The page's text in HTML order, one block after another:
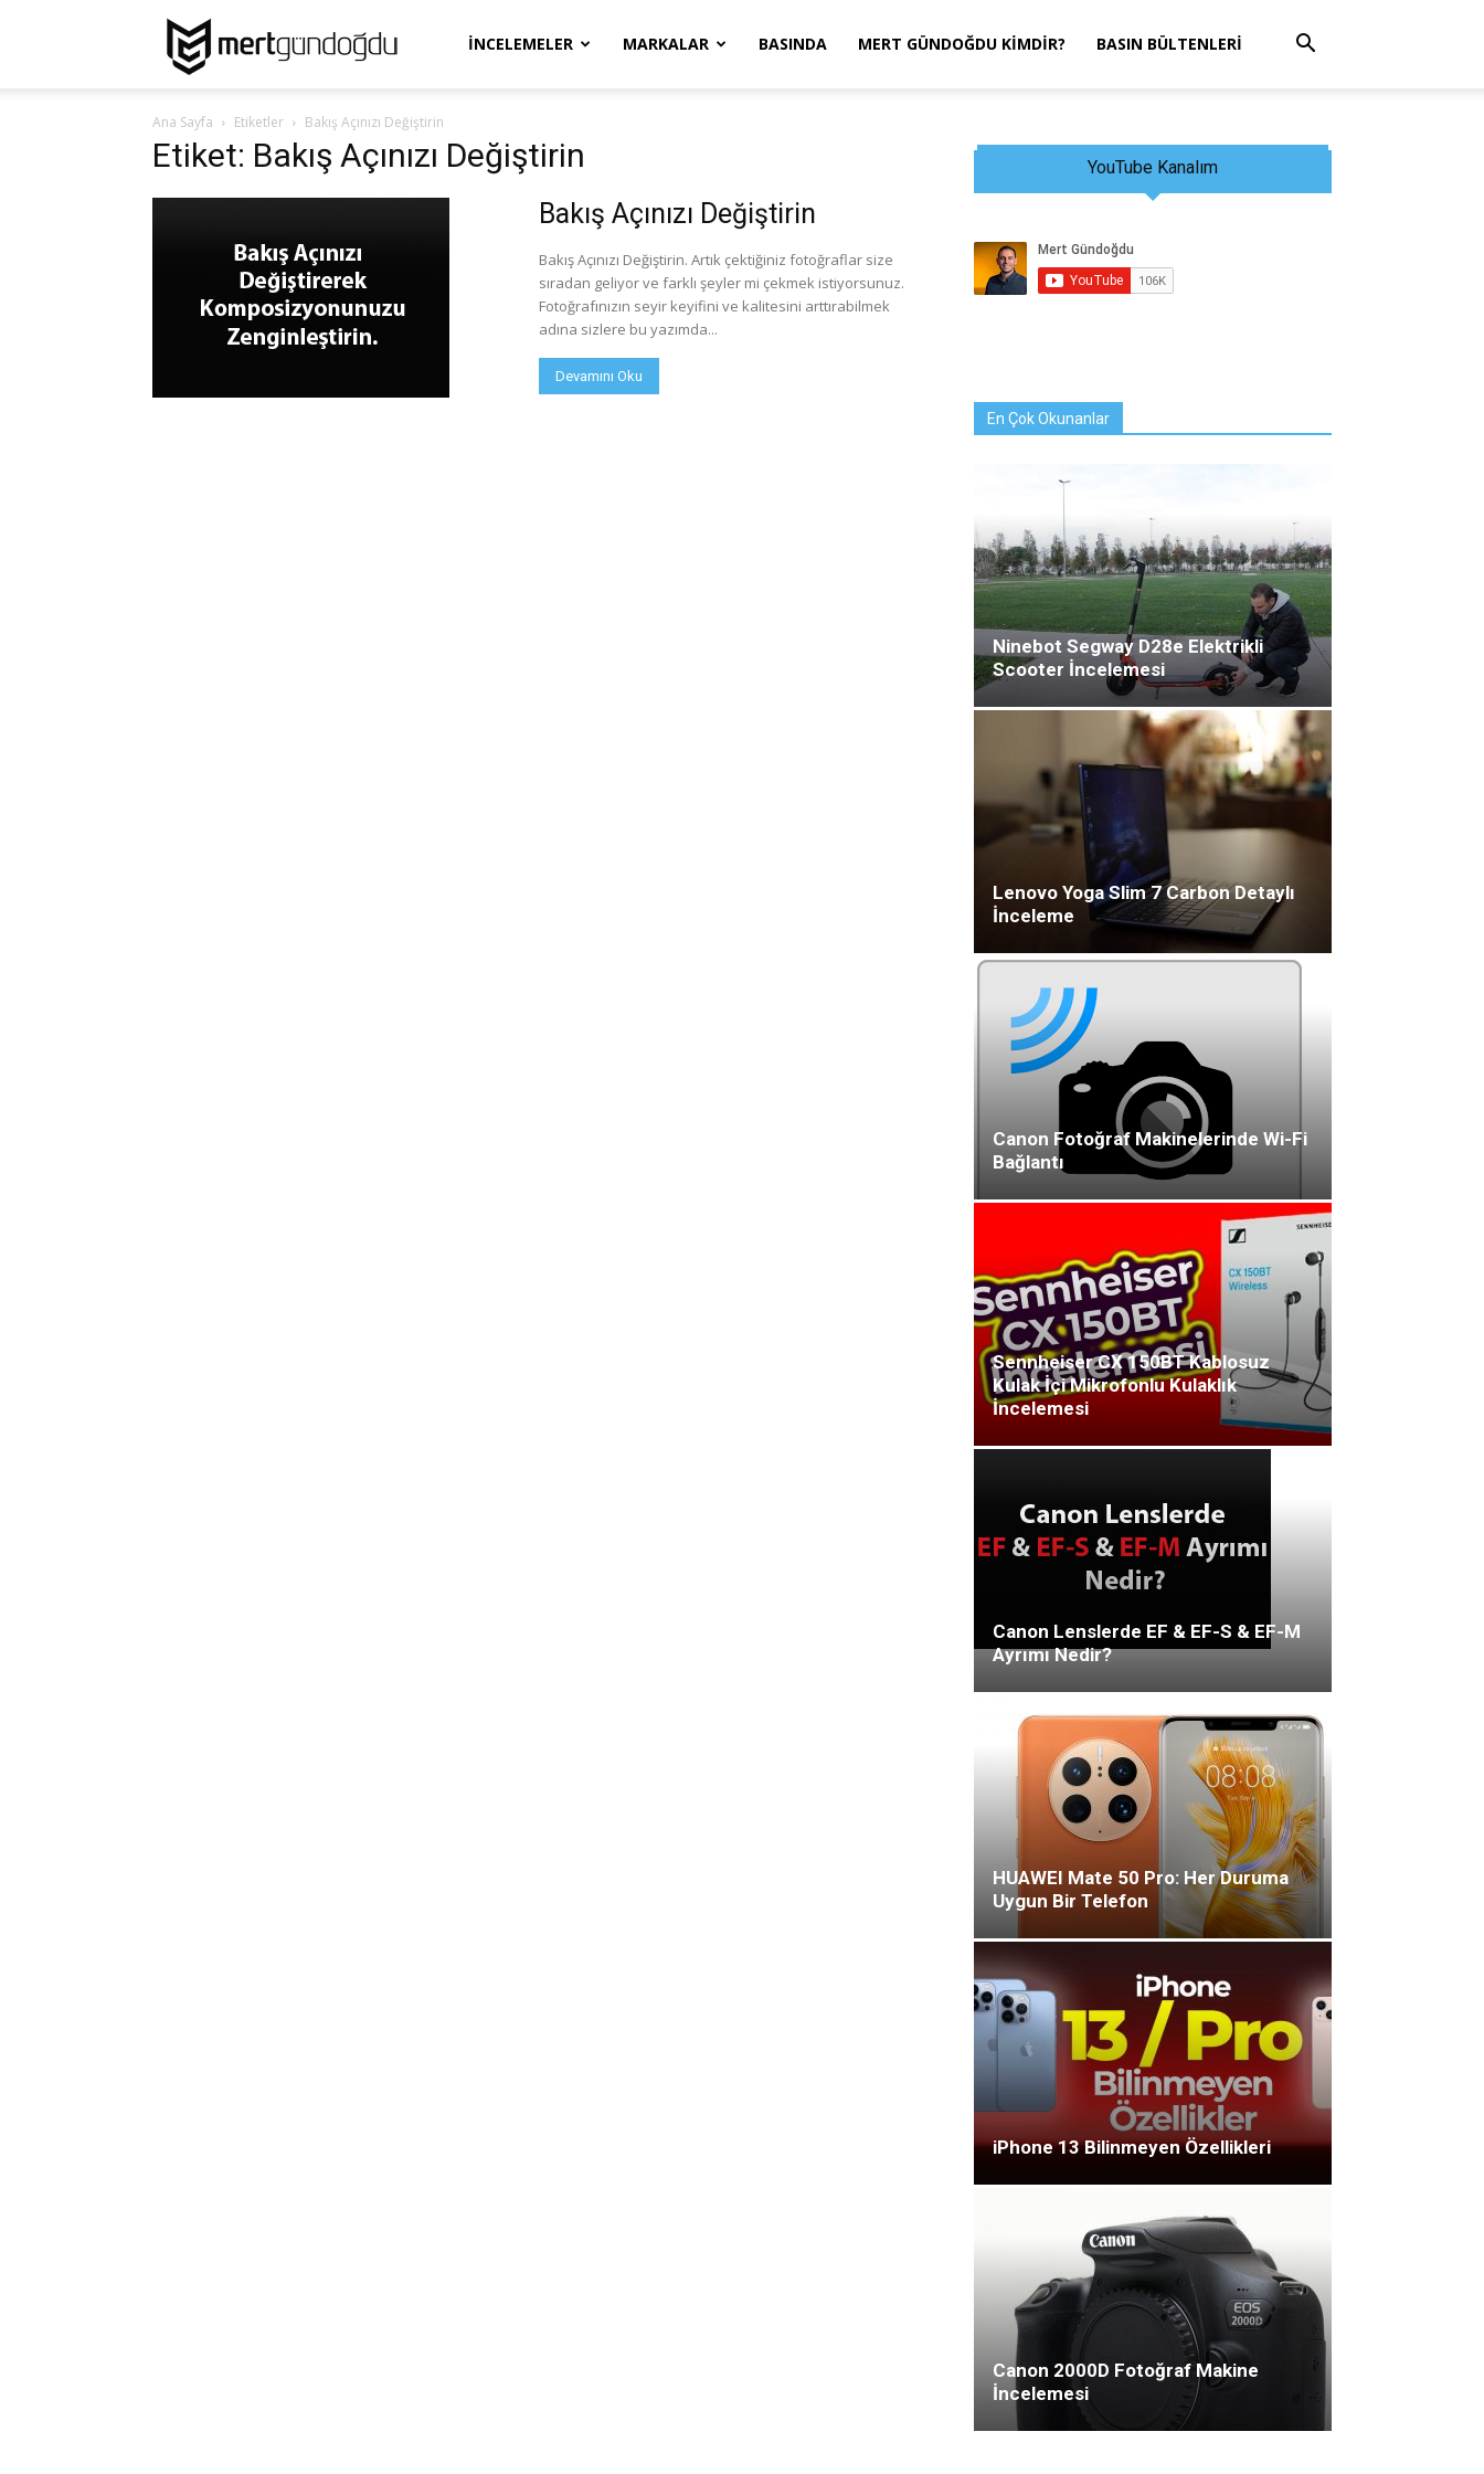
Gündoğdu
İNCELEMELER MARKALAR BASINDA MERT GÜNDOĞDU KIMDIR? BASIN BÜLTENLERI
Ana Sayfa Etiketler Bakış Açınızı Değiştirin
Etiket: Bakış Açınızı Değiştirin
Bakış Açınızı Değiştirin
Bakış Açınızı Değiştirin. Artık çektiğiniz fotoğraflar size
sıradan geliyor ve farklı şeyler mi çekmek istiyorsunuz.
Fotoğrafınızın seyir keyifini ve kalitesini arttırabilmek
adına sizlere bu yazımda...
Devamını Oku
YouTube Kanalım
En Çok Okunanlar
Ninebot Segway D28e Elektrikli
Scooter İncelemesi
Lenovo Yoga Slim 7 Carbon Detaylı
İnceleme
Canon Fotoğraf Makinelerinde Wi-Fi
Bağlantı
Sennheiser CX 150BT Kablosuz
Kulak İçi Mikrofonlu Kulaklık
İncelemesi
Canon Lenslerde EF & EF-S & EF-M
Ayrımı Nedir?
HUAWEI Mate 50 Pro: Her Duruma
Uygun Bir Telefon
iPhone 13 Bilinmeyen Özellikleri
Canon 2000D Fotoğraf Makine
İncelemesi